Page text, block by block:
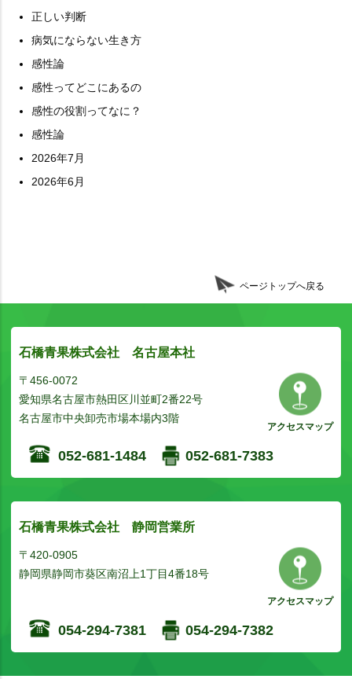
正しい判断
病気にならない生き方
感性論
感性ってどこにあるの
感性の役割ってなに？
感性論
2026年7月
2026年6月
ページトップへ戻る
石橋青果株式会社 名古屋本社
〒456-0072
愛知県名古屋市熱田区川並町2番22号
名古屋市中央卸売市場本場内3階
アクセスマップ
052-681-1484 052-681-7383
石橋青果株式会社 静岡営業所
〒420-0905
静岡県静岡市葵区南沼上1丁目4番18号
アクセスマップ
054-294-7381 054-294-7382